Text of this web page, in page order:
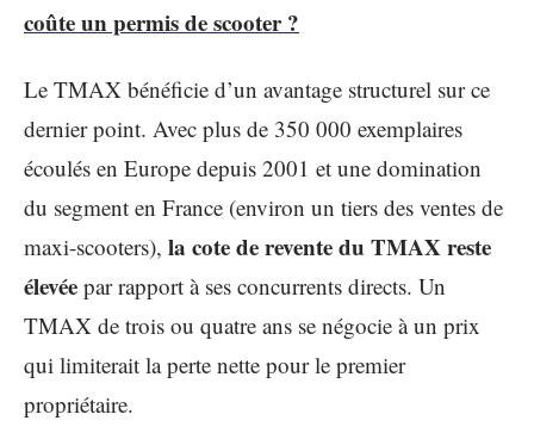
coûte un permis de scooter ?
Le TMAX bénéficie d’un avantage structurel sur ce
dernier point. Avec plus de 350 000 exemplaires
écoulés en Europe depuis 2001 et une domination
du segment en France (environ un tiers des ventes de
maxi-scooters), la cote de revente du TMAX reste
élevée par rapport à ses concurrents directs. Un
TMAX de trois ou quatre ans se négocie à un prix
qui limiterait la perte nette pour le premier
propriétaire.